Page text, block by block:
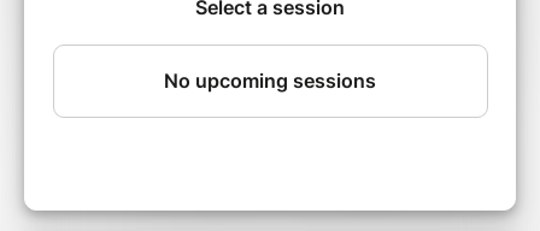
salière électrique et pas grand-chose à